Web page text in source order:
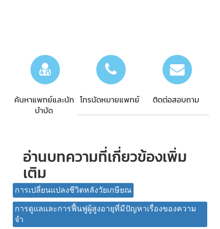
ค้นหาแพทย์และนัก
บำบัด
โทรนัดหมายแพทย์ ติดต่อสอบถาม
อ่านบทความที่เกี่ยวข้องเพิ่ม
เติม
การเปลี่ยนแปลงชีวิตหลังวัยเกษียณ
การดูแลและการฟื้นฟูผู้สูงอายุที่มีปัญหาเรื่องของความ
จำ